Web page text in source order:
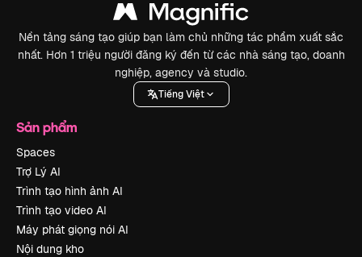
Nền tảng sáng tạo giúp bạn làm chủ những tác phẩm xuất sắc
nhất. Hơn 1 triệu người đăng ký đến từ các nhà sáng tạo, doanh
nghiệp, agency và studio.
Tiếng Việt
Sản phẩm
Spaces
Trợ Lý AI
Trình tạo hình ảnh AI
Trình tạo video AI
Máy phát giọng nói AI
Nội dung kho